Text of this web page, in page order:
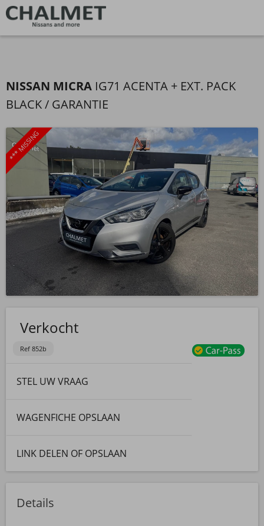
NISSAN MICRA IG71 ACENTA + EXT. PACK
BLACK / GARANTIE
*** MISSING
Verkocht
Ref 852b
STEL UW VRAAG
WAGENFICHE OPSLAAN
LINK DELEN OF OPSLAAN
Details